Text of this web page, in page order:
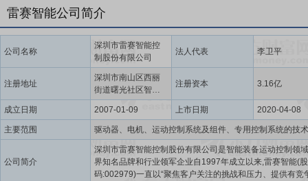
雷赛智能公司简介
公司名称
深圳市雷赛智能控
制股份有限公司
法人代表 李卫平
注册地址
深圳市南山区西丽
街道曙光社区智谷
研发楼B栋15-20层
注册资本 3.16亿
成立日期 2007-01-09 上市日期 2020-04-08
主要范围
公司简介
深圳市雷赛智能控制股份有限公司是智能装备运动控制领
界知名品牌和行业领军企业自1997年成立以来,雷赛智能(
码:002979)一直以“聚焦客户关注的挑战和压力、提供有竞